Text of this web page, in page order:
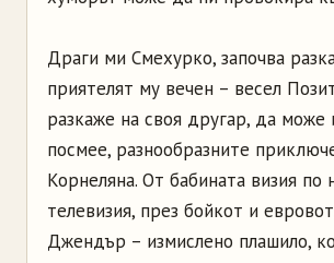
Драги ми Смехурко, започва
приятелят му вечен – весел
разкаже на своя другар, да може
посмее, разнообразните
Корнеляна. От бабината визия по
телевизия, през бойкот и
Джендър – измислено плашило,